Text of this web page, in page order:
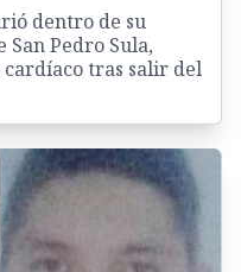
dentro de su
Pedro Sula,
tras salir del